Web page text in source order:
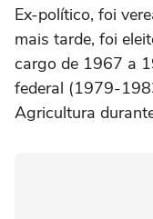
Ex-político, foi
mais tarde, foi
cargo de 1967 a
federal (1979-
Agricultura